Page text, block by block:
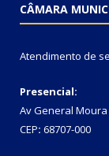
CÂMARA
Atendimento de
Presencial:
Av General
CEP: 68707-000